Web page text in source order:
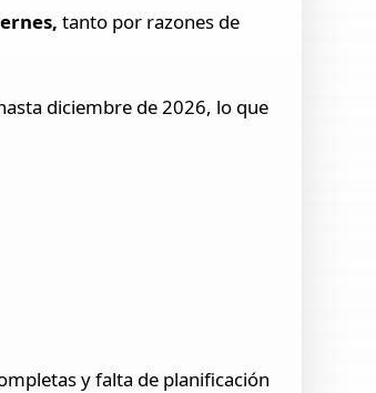
tanto por razones de
diciembre de 2026, lo que
y falta de planificación